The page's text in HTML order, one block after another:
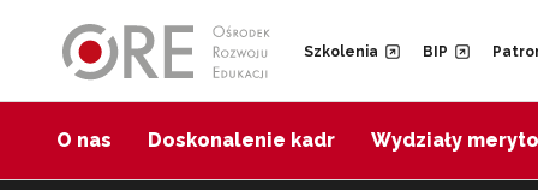
Szkolenia BIP
O nas Doskonalenie kadr Wydziały